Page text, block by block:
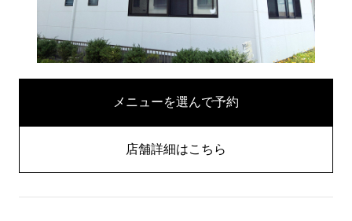
メニューを選んで予約
店舗詳細はこちら